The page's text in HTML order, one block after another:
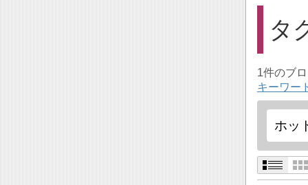
タ
1件のブ
キーワー